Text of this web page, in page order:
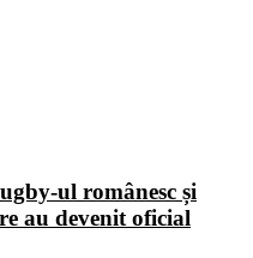
ul românesc și
au devenit oficial